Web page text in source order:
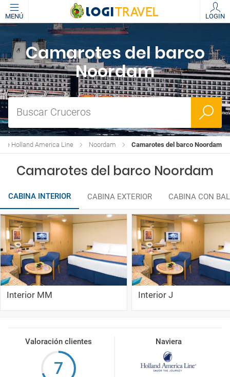
MENÚ LOGIN
Camarotes del barco
Noordam
Buscar Cruceros
Camarotes del barco Noordam
Noordam
de Holland America Line
Camarotes del barco Noordam
CABINA INTERIOR CABINA EXTERIOR CABINA CON
Interior MM Interior J
Valoración clientes
7
Naviera